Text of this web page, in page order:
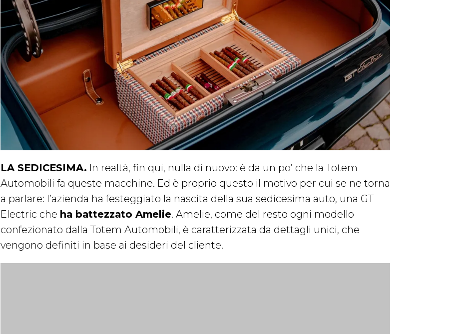
LA SEDICESIMA. In realtà, fin qui, nulla di nuovo: è da un po’ che la Totem
Automobili fa queste macchine. Ed è proprio questo il motivo per cui se ne torna
a parlare: l’azienda ha festeggiato la nascita della sua sedicesima auto, una GT
Electric che ha battezzato Amelie. Amelie, come del resto ogni modello
confezionato dalla Totem Automobili, è caratterizzata da dettagli unici, che
vengono definiti in base ai desideri del cliente.